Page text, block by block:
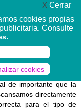
MENÚ ☰
con
de importante que la
directamente
para el tipo de
X Cerrar
cookies propias
Consulte
.
cookies